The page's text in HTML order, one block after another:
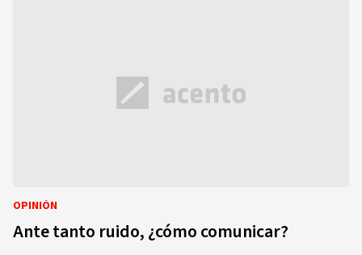
OPINIÓN
Ante tanto ruido, ¿cómo comunicar?